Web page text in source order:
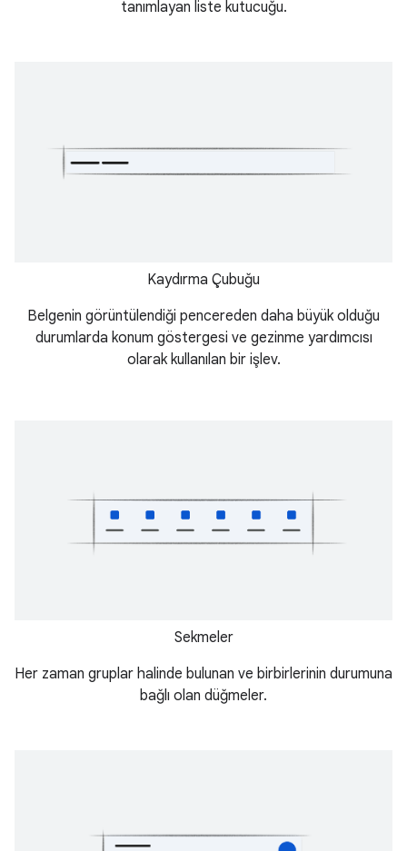
tanımlayan liste kutucuğu.
Kaydırma Çubuğu
Belgenin görüntülendiği pencereden daha büyük olduğu
durumlarda konum göstergesi ve gezinme yardımcısı
olarak kullanılan bir işlev.
Sekmeler
Her zaman gruplar halinde bulunan ve birbirlerinin durumuna
bağlı olan düğmeler.